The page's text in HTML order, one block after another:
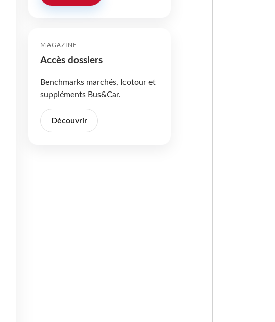
MAGAZINE
Accès dossiers
Benchmarks marchés, Icotour et
suppléments Bus&Car.
Découvrir